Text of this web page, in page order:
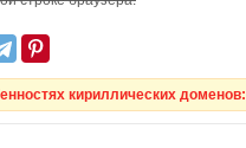
кириллических доменов: